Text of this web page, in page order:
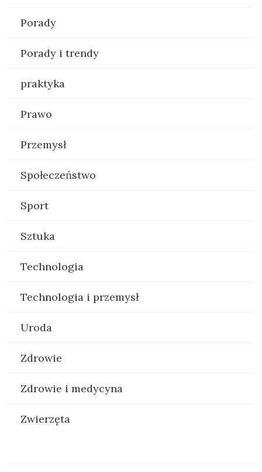
Porady
Porady i trendy
praktyka
Prawo
Przemysł
Społeczeństwo
Sport
Sztuka
Technologia
Technologia i przemysł
Uroda
Zdrowie
Zdrowie i medycyna
Zwierzęta